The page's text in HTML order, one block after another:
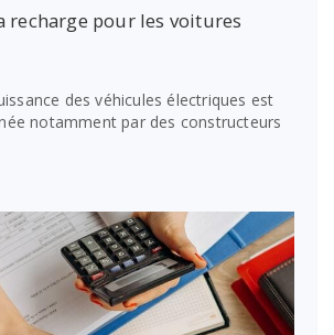
recharge pour les voitures
des véhicules électriques est
notamment par des constructeurs